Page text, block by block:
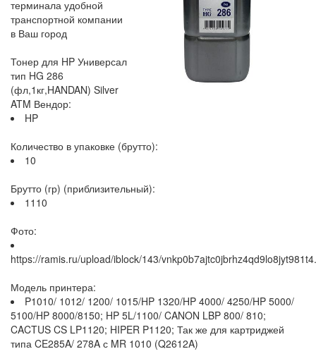
терминала удобной
транспортной компании
в Ваш город
Тонер для HP Универсал
тип HG 286
(фл,1кг,HANDAN) Silver
ATM Вендор:
HP
Количество в упаковке (брутто):
10
Брутто (гр) (приблизительный):
1110
Фото:
https://ramis.ru/upload/iblock/143/
Модель принтера:
P1010/ 1012/ 1200/ 1015/HP 1320/HP 4000/ 4250/HP 5000/
5100/HP 8000/8150; HP 5L/1100/ CANON LBP 800/ 810;
CACTUS CS LP1120; HIPER P1120; Так же для картриджей
типа CE285A/ 278A с MR 1010 (Q2612A)